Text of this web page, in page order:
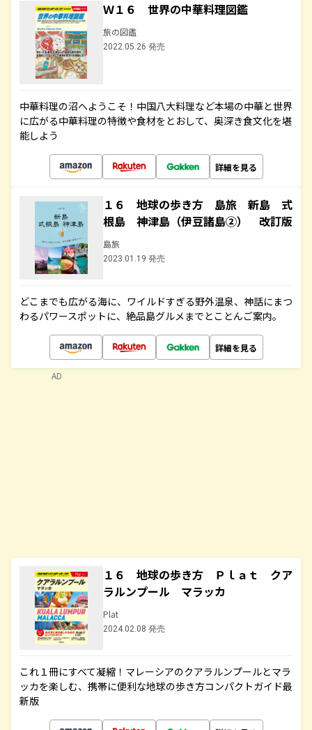
Ｗ１６ 世界の中華料理図鑑
旅の図鑑
2022.05.26 発売
中華料理の沼へようこそ！中国八大料理など本場の中華と世界
に広がる中華料理の特徴や食材をとおして、奥深き食文化を堪
能しよう
詳細を見る
１６ 地球の歩き方 島旅 新島 式
根島 神津島（伊豆諸島②） 改訂版
島旅
2023.01.19 発売
どこまでも広がる海に、ワイルドすぎる野外温泉、神話にまつ
わるパワースポットに、絶品島グルメまでとことんご案内。
詳細を見る
１６ 地球の歩き方 Ｐｌａｔ クア
ラルンプール マラッカ
Plat
2024.02.08 発売
これ１冊にすべて凝縮！マレーシアのクアラルンプールとマラ
ッカを楽しむ、携帯に便利な地球の歩き方コンパクトガイド最
新版
AD